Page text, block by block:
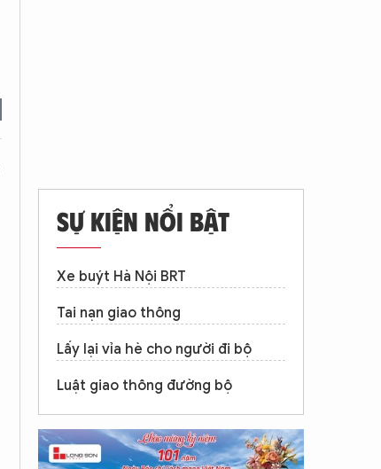
SỰ KIỆN NỔI BẬT
Xe buýt Hà Nội BRT
Tai nạn giao thông
Lấy lại vỉa hè cho người đi bộ
Luật giao thông đường bộ